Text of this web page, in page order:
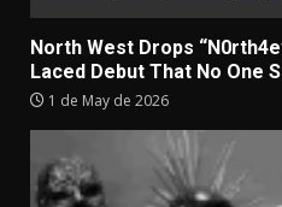
North West Drops
Laced Debut That No One
1 de May de 2026